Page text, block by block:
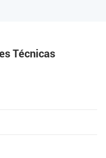
Técnicas